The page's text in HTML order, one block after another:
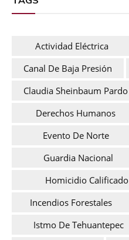
Actividad Eléctrica
Canal De Baja Presión
Claudia Sheinbaum Pardo
Derechos Humanos
Evento De Norte
Guardia Nacional
Homicidio Calificado
Incendios Forestales
Istmo De Tehuantepec